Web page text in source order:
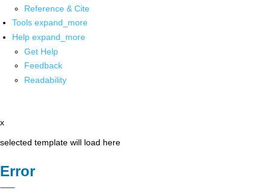
Reference & Cite
Tools expand_more
Help expand_more
Get Help
Feedback
Readability
x
selected template will load here
Error